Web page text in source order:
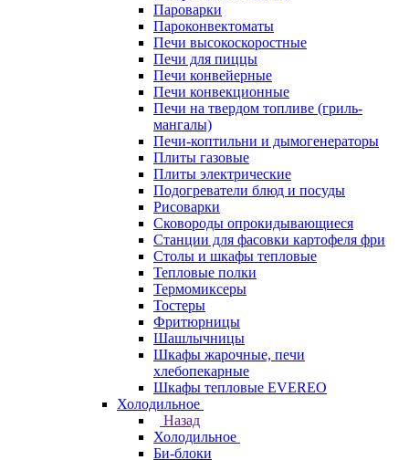
Пароварки
Пароконвектоматы
Печи высокоскоростные
Печи для пиццы
Печи конвейерные
Печи конвекционные
Печи на твердом топливе (гриль-
мангалы)
Печи-коптильни и дымогенераторы
Плиты газовые
Плиты электрические
Подогреватели блюд и посуды
Рисоварки
Сковороды опрокидывающиеся
Станции для фасовки картофеля фри
Столы и шкафы тепловые
Тепловые полки
Термомиксеры
Тостеры
Фритюрницы
Шашлычницы
Шкафы жарочные, печи
хлебопекарные
Шкафы тепловые EVEREO
Холодильное
Назад
Холодильное
Би-блоки